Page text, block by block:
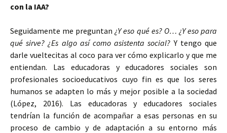
con la IAA?
Seguidamente me preguntan¿Y eso qué es? O… ¿Y eso para
qué sirve? ¿Es algo así como asistenta social? Y tengo que
darle vueltecitas al coco para ver cómo explicarlo y que me
entiendan. Las educadoras y educadores sociales son
profesionales socioeducativos cuyo fin es que los seres
humanos se adapten lo más y mejor posible a la sociedad
(López, 2016). Las educadoras y educadores sociales
tendrían la función de acompañar a esas personas en su
proceso de cambio y de adaptación a su entorno más